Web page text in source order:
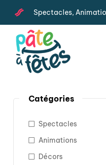
Spectacles,
Catégories
Spectacles
Animations
Décors